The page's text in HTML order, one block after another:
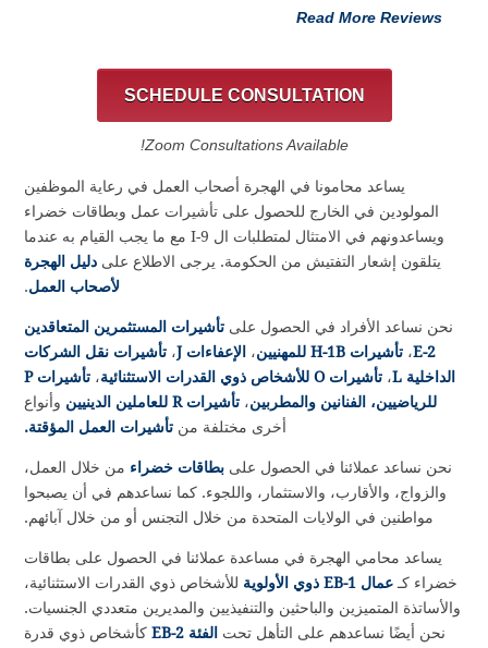
Read More Reviews
SCHEDULE CONSULTATION
Zoom Consultations Available!
يساعد محامونا في الهجرة أصحاب العمل في رعاية الموظفين
المولودين في الخارج للحصول على تأشيرات عمل وبطاقات خضراء
ويساعدونهم في الامتثال لمتطلبات ال I-9 مع ما يجب القيام به عندما
يتلقون إشعار التفتيش من الحكومة. يرجى الاطلاع على دليل الهجرة
لأصحاب العمل.
نحن نساعد الأفراد في الحصول على تأشيرات المستثمرين المتعاقدين
E-2، تأشيرات H-1B للمهنيين ، الإعفاءات J ، تأشيرات نقل الشركات
الداخلية L
، تأشيرات O للأشخاص ذوي القدرات الاستثنائية ،
تأشيرات P
للرياضيين، الفنانين والمطربين، تأشيرات R للعاملين الدينيين
وأنواع
أخرى مختلفة من تأشيرات العمل المؤقتة.
نحن نساعد عملائنا في الحصول على بطاقات خضراء من خلال العمل،
والزواج، والأقارب، والاستثمار، واللجوء. كما نساعدهم في أن يصبحوا
مواطنين في الولايات المتحدة من خلال التجنس أو من خلال آبائهم.
يساعد محامي الهجرة في مساعدة عملائنا في الحصول على بطاقات
خضراء كـ عمال EB-1 ذوي الأولوية
للأشخاص ذوي القدرات الاستثنائية،
والأساتذة المتميزين والباحثين والتنفيذيين والمديرين متعددي الجنسيات.
نحن أيضًا نساعدهم على التأهل تحت الفئة EB-2
كأشخاص ذوي قدرة